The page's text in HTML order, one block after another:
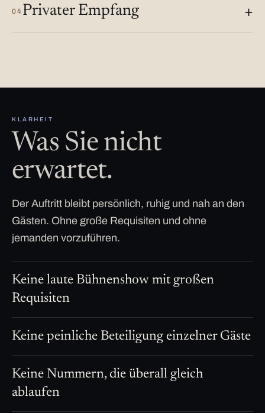
04 Privater Empfang
KLARHEIT
Was Sie nicht
erwartet.
Der Auftritt bleibt persönlich, ruhig und nah an den
Gästen. Ohne große Requisiten und ohne
jemanden vorzuführen.
Keine laute Bühnenshow mit großen
Requisiten
Keine peinliche Beteiligung einzelner Gäste
Keine Nummern, die überall gleich
ablaufen